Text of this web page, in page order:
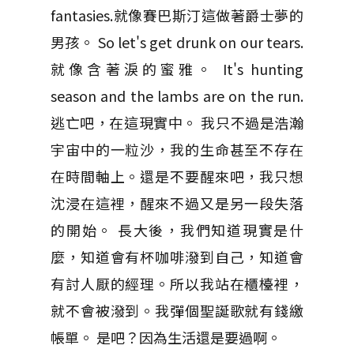
fantasies.就像賽巴斯汀這做著爵士夢的
男孩。 So let's get drunk on our tears.
就像含著淚的蜜雅。 It's hunting
season and the lambs are on the run.
逃亡吧，在這現實中。 我只不過是浩瀚
宇宙中的一粒沙，我的生命甚至不存在
在時間軸上。還是不要醒來吧，我只想
沈浸在這裡，醒來不過又是另一段失落
的開始。 長大後，我們知道現實是什
麼，知道會有杯咖啡潑到自己，知道會
有討人厭的經理。所以我站在櫃檯裡，
就不會被潑到。我彈個聖誕歌就有錢繳
帳單。 是吧？因為生活還是要過啊。